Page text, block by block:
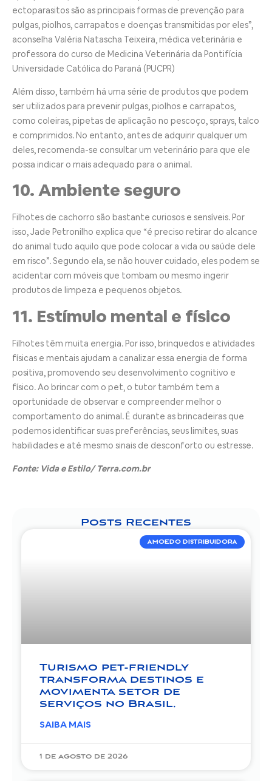
ectoparasitos são as principais formas de prevenção para
pulgas, piolhos, carrapatos e doenças transmitidas por eles”,
aconselha Valéria Natascha Teixeira, médica veterinária e
professora do curso de Medicina Veterinária da Pontifícia
Universidade Católica do Paraná (PUCPR)
Além disso, também há uma série de produtos que podem
ser utilizados para prevenir pulgas, piolhos e carrapatos,
como coleiras, pipetas de aplicação no pescoço, sprays, talco
e comprimidos. No entanto, antes de adquirir qualquer um
deles, recomenda-se consultar um veterinário para que ele
possa indicar o mais adequado para o animal.
10. Ambiente seguro
Filhotes de cachorro são bastante curiosos e sensíveis. Por
isso, Jade Petronilho explica que “é preciso retirar do alcance
do animal tudo aquilo que pode colocar a vida ou saúde dele
em risco”. Segundo ela, se não houver cuidado, eles podem se
acidentar com móveis que tombam ou mesmo ingerir
produtos de limpeza e pequenos objetos.
11. Estímulo mental e físico
Filhotes têm muita energia. Por isso, brinquedos e atividades
físicas e mentais ajudam a canalizar essa energia de forma
positiva, promovendo seu desenvolvimento cognitivo e
físico. Ao brincar com o pet, o tutor também tem a
oportunidade de observar e compreender melhor o
comportamento do animal. É durante as brincadeiras que
podemos identificar suas preferências, seus limites, suas
habilidades e até mesmo sinais de desconforto ou estresse.
Fonte: Vida e Estilo/ Terra.com.br
Posts Recentes
AMOEDO DISTRIBUIDORA
Turismo pet-friendly
transforma destinos e
movimenta setor de
serviços no Brasil.
SAIBA MAIS
1 de agosto de 2026